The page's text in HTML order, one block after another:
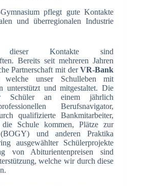
pflegt gute Kontakte
und überregionalen Industrie
Kontakte sind
Bereits seit mehreren Jahren
Partnerschaft mit derVR-Bank
unser Schulleben mit
unterstützt und mitgestaltet. Die
Schüler an einem jährlich
Berufsnavigator,
qualifizierte Bankmitarbeiter,
Schule kommen, Plätze zur
(BOGY) und anderen Praktika
ausgewählter Schülerprojekte
von Abiturientenpreisen sind
welche wir durch diese